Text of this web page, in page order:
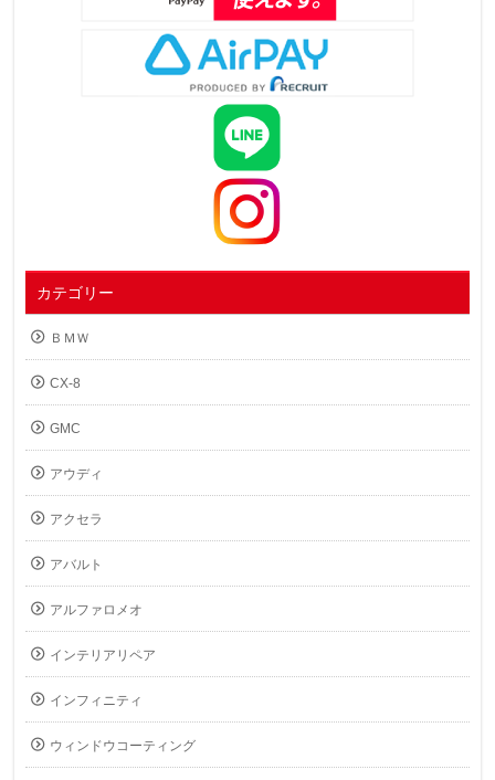
カテゴリー
ＢＭＷ
CX-8
GMC
アウディ
アクセラ
アバルト
アルファロメオ
インテリアリペア
インフィニティ
ウィンドウコーティング